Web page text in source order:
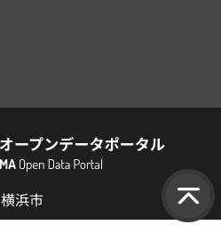
横浜市